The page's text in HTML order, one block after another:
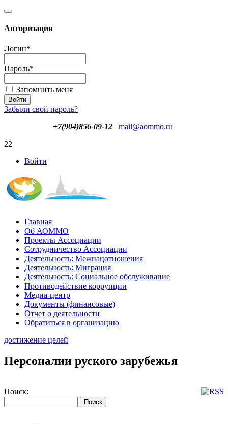
Авторизация
Логин*
Пароль*
Запомнить меня
Забыли свой пароль?
+7(904)856-09-12
mail@aommo.ru
22
Войти
Главная
Об АОММО
Проекты Ассоциации
Сотрудничество Ассоциации
Деятельность: Межнацотношения
Деятельность: Миграция
Деятельность: Социальное обслуживание
Противодействие коррупции
Медиа-центр
Документы (финансовые)
Отчет о деятельности
Обратиться в организацию
достижение целей
Персоналии руского зарубежья
Поиск: